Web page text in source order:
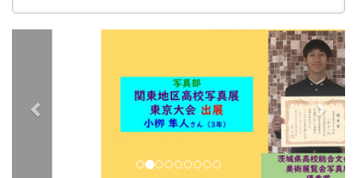
v
n
e
x
t